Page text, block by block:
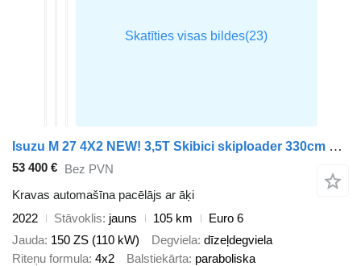
Isuzu M 27 4X2 NEW! 3,5T Skibici skiploader 330cm Euro 6
53 400 € Bez PVN
Kravas automašīna pacēlājs ar āķi
2022
Stāvoklis jauns 105 km
Euro 6
Jauda 150 ZS (110 kW) Degviela dīzeļdegviela
Riteņu formula 4x2 Balstiekārta paraboliska